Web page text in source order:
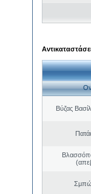
Βύζας